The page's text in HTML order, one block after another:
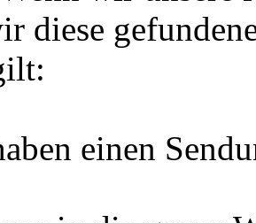
diese
einen